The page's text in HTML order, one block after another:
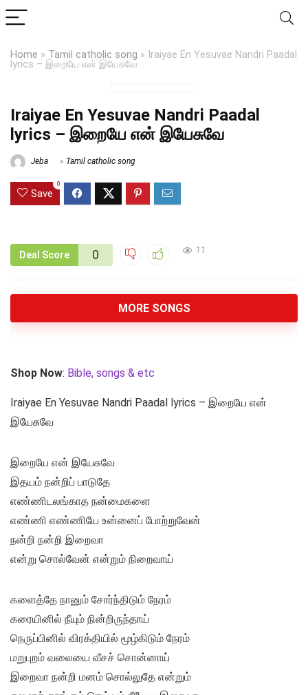
Home » Tamil catholic song » Iraiyae En Yesuvae Nandri Paadal
lyrics – இறையே என் இயேசுவே
Iraiyae En Yesuvae Nandri Paadal
lyrics – இறையே என் இயேசுவே
Jeba Tamil catholic song
Save
0
Deal Score 0 11
MORE SONGS
Shop Now: Bible, songs & etc
Iraiyae En Yesuvae Nandri Paadal lyrics – இறையே என்
இயேசுவே
இறையே என் இயேசுவே
இதயம் நன்றிப் பாடுதே
எண்ணிடலங்காத நன்மைகளை
எண்ணி எண்ணியே உன்னைப் போற்றுவேன்
நன்றி நன்றி இறைவா
என்று சொல்வேன் என்றும் நிறைவாய்
களைத்தே நானும் சோர்ந்திடும் நேரம்
கரையினில் நீயும் நின்றிருந்தாய்
நெருப்பினில் விரக்தியில் மூழ்கிடும் நேரம்
மறுபுறம் வலையை வீசச் சொன்னாய்
இறைவா நன்றி மனம் சொல்லுதே என்றும்